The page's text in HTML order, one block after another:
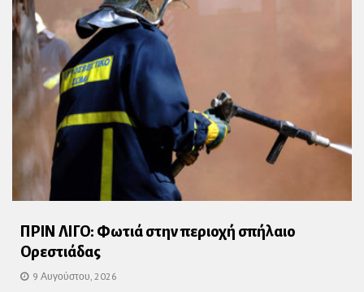
ΠΡΙΝ ΛΙΓΟ: Φωτιά στην περιοχή σπήλαιο
Ορεστιάδας
9 Αυγούστου, 2026